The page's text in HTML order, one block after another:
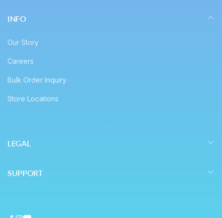
INFO
Our Story
Careers
Bulk Order Inquiry
Store Locations
LEGAL
SUPPORT